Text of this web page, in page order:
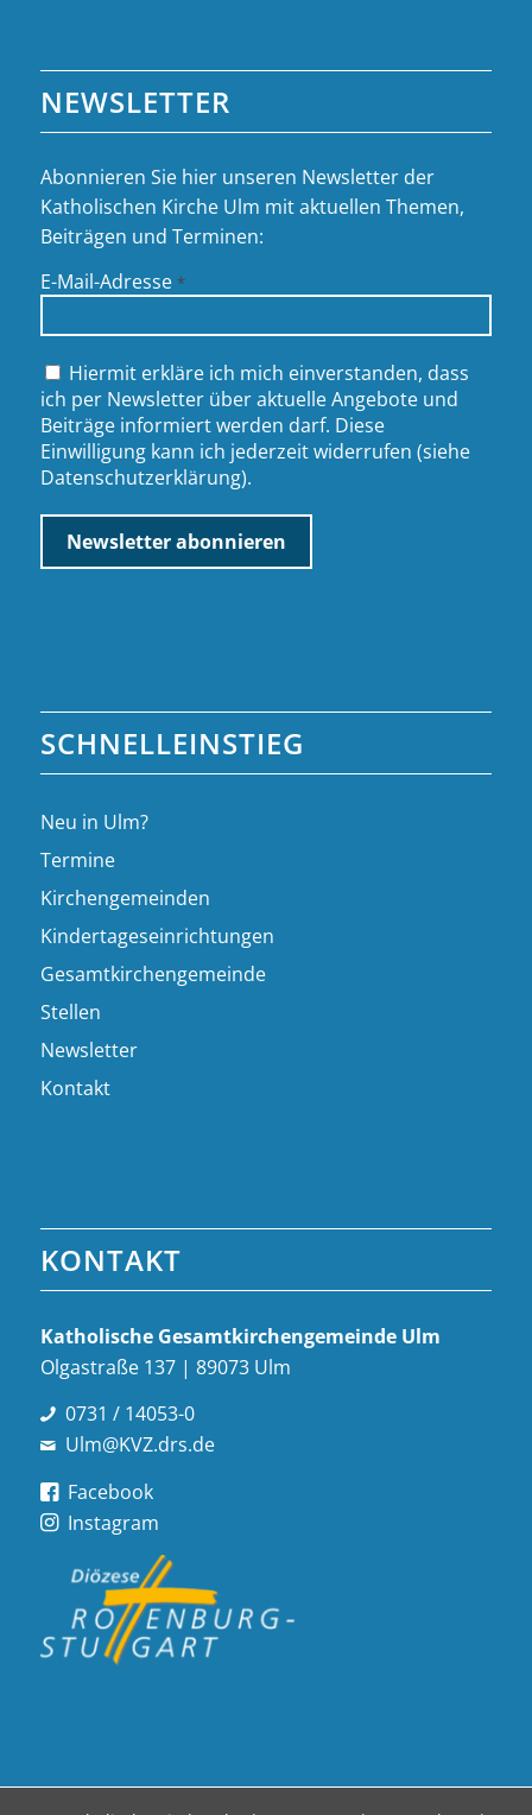
NEWSLETTER
Abonnieren Sie hier unseren Newsletter der
Katholischen Kirche Ulm mit aktuellen Themen,
Beiträgen und Terminen:
E-Mail-Adresse *
Hiermit erkläre ich mich einverstanden, dass
ich per Newsletter über aktuelle Angebote und
Beiträge informiert werden darf. Diese
Einwilligung kann ich jederzeit widerrufen (siehe
Datenschutzerklärung).
SCHNELLEINSTIEG
Neu in Ulm?
Termine
Kirchengemeinden
Kindertageseinrichtungen
Gesamtkirchengemeinde
Stellen
Newsletter
Kontakt
KONTAKT
Katholische Gesamt­kirchen­gemeinde Ulm
Olgastraße 137 | 89073 Ulm
0731 / 14053-0
Ulm@KVZ.drs.de
Facebook
Instagram